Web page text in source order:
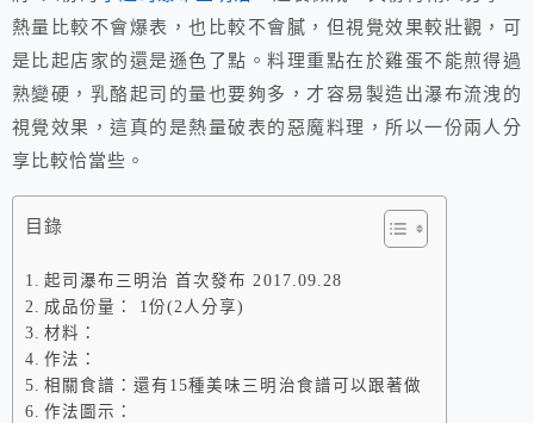
熱量比較不會爆表，也比較不會膩，但視覺效果較壯觀，可
是比起店家的還是遜色了點。料理重點在於雞蛋不能煎得過
熟變硬 ， 乳酪起司的量也要夠多，才容易製造出瀑布流洩的
視覺效果，這真的是熱量破表的惡魔料理，所以一份兩人分
享比較恰當些 。
目錄
起司瀑布三明治 首次發布 2017.09.28
成品份量： 1份(2人分享)
材料：
作法：
相關食譜：還有15種美味三明治食譜可以跟著做
作法圖示：